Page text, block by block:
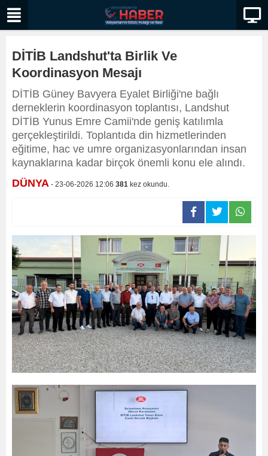
DİTİB Landshut'ta Birlik Ve
Koordinasyon Mesajı
DİTİB Güney Bavyera Eyalet Birliği'ne bağlı
derneklerin koordinasyon toplantısı, Landshut
DİTİB Yunus Emre Camii'nde geniş katılımla
gerçekleştirildi. Toplantıda din hizmetlerinden
eğitime, hac ve umre organizasyonlarından insan
kaynaklarına kadar birçok önemli konu ele alındı.
DÜNYA - 23-06-2026 12:06 381 kez okundu.